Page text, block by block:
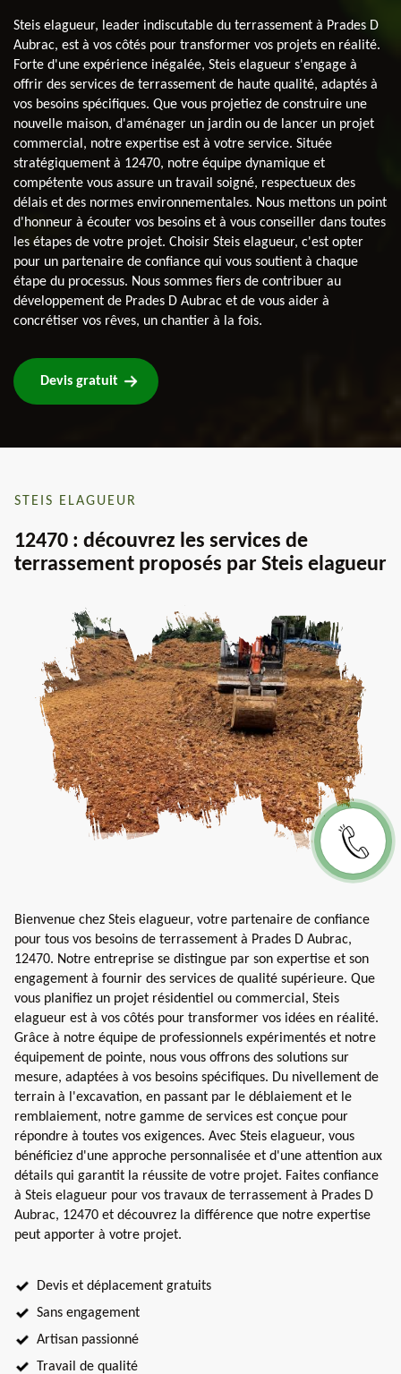
Steis elagueur, leader indiscutable du terrassement à Prades D
Aubrac, est à vos côtés pour transformer vos projets en réalité.
Forte d'une expérience inégalée, Steis elagueur s'engage à
offrir des services de terrassement de haute qualité, adaptés à
vos besoins spécifiques. Que vous projetiez de construire une
nouvelle maison, d'aménager un jardin ou de lancer un projet
commercial, notre expertise est à votre service. Située
stratégiquement à 12470, notre équipe dynamique et
compétente vous assure un travail soigné, respectueux des
délais et des normes environnementales. Nous mettons un point
d'honneur à écouter vos besoins et à vous conseiller dans toutes
les étapes de votre projet. Choisir Steis elagueur, c'est opter
pour un partenaire de confiance qui vous soutient à chaque
étape du processus. Nous sommes fiers de contribuer au
développement de Prades D Aubrac et de vous aider à
concrétiser vos rêves, un chantier à la fois.
Devis gratuit
STEIS ELAGUEUR
12470 : découvrez les services de
terrassement proposés par Steis elagueur
Bienvenue chez Steis elagueur, votre partenaire de confiance
pour tous vos besoins de terrassement à Prades D Aubrac,
12470. Notre entreprise se distingue par son expertise et son
engagement à fournir des services de qualité supérieure. Que
vous planifiez un projet résidentiel ou commercial, Steis
elagueur est à vos côtés pour transformer vos idées en réalité.
Grâce à notre équipe de professionnels expérimentés et notre
équipement de pointe, nous vous offrons des solutions sur
mesure, adaptées à vos besoins spécifiques. Du nivellement de
terrain à l'excavation, en passant par le déblaiement et le
remblaiement, notre gamme de services est conçue pour
répondre à toutes vos exigences. Avec Steis elagueur, vous
bénéficiez d'une approche personnalisée et d'une attention aux
détails qui garantit la réussite de votre projet. Faites confiance
à Steis elagueur pour vos travaux de terrassement à Prades D
Aubrac, 12470 et découvrez la différence que notre expertise
peut apporter à votre projet.
Devis et déplacement gratuits
Sans engagement
Artisan passionné
Travail de qualité